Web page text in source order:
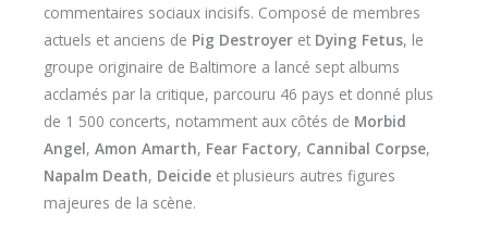
commentaires sociaux incisifs. Composé de membres
actuels et anciens de Pig Destroyer et Dying Fetus, le
groupe originaire de Baltimore a lancé sept albums
acclamés par la critique, parcouru 46 pays et donné plus
de 1 500 concerts, notamment aux côtés de Morbid
Angel, Amon Amarth, Fear Factory, Cannibal Corpse,
Napalm Death, Deicide et plusieurs autres figures
majeures de la scène.